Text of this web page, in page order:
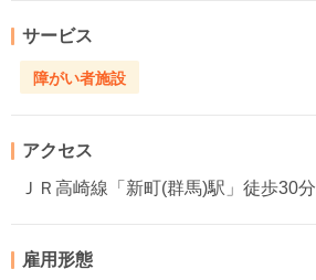
サービス
障がい者施設
アクセス
ＪＲ高崎線「新町(群馬)駅」徒歩30分
雇用形態